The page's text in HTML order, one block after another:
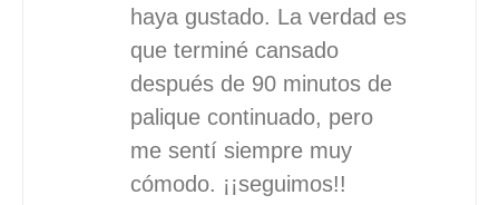
haya gustado. La verdad es
que terminé cansado
después de 90 minutos de
palique continuado, pero
me sentí siempre muy
cómodo. ¡¡seguimos!!